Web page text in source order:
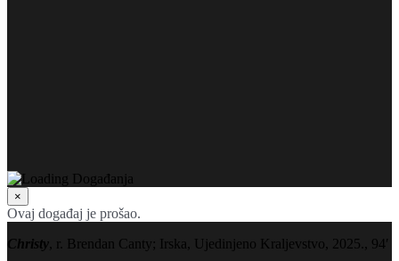
×
Ovaj događaj je prošao.
Christy, r. Brendan Canty; Irska, Ujedinjeno Kraljevstvo, 2025., 94′